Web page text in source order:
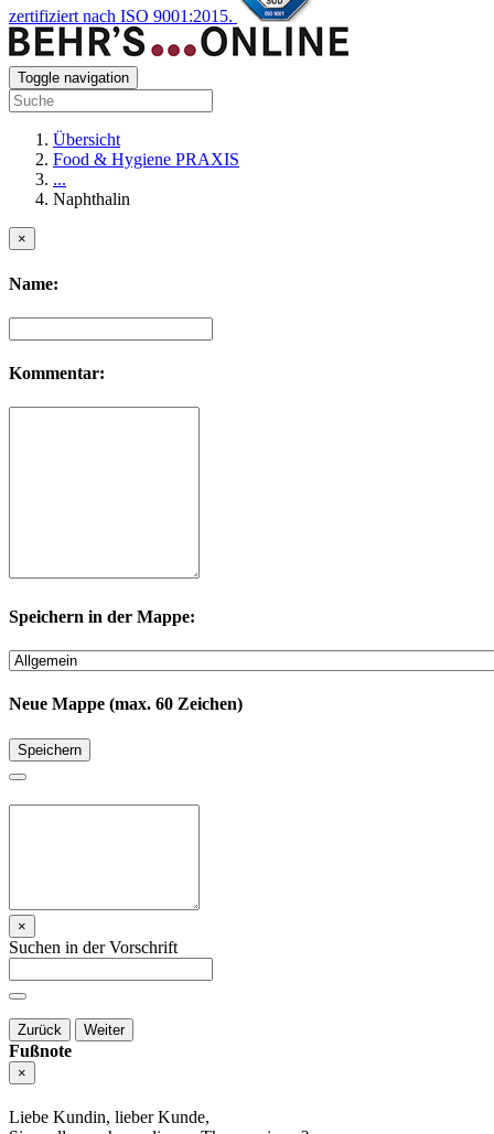
zertifiziert nach ISO 9001:2015.
Toggle navigation
Übersicht
Food & Hygiene PRAXIS
...
Naphthalin
×
Name:
Kommentar:
Speichern in der Mappe:
Neue Mappe (max. 60 Zeichen)
Speichern
×
Suchen in der Vorschrift
Zurück Weiter
Fußnote
×
Liebe Kundin, lieber Kunde,